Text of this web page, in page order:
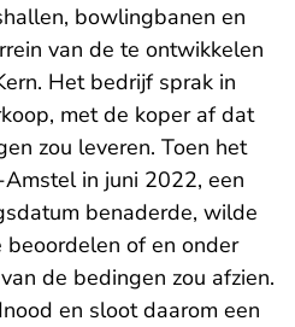
bowlingbanen en
van de te ontwikkelen
Het bedrijf sprak in
met de koper af dat
zou leveren. Toen het
in juni 2022, een
benaderde, wilde
of en onder
de bedingen zou afzien.
en sloot daarom een